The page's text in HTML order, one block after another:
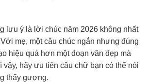
lưu ý là lời chúc năm 2026 không nhất
mẹ, một câu chúc ngắn nhưng đúng
hiệu quả hơn một đoạn văn đẹp mà
vậy, hãy ưu tiên câu chữ bạn có thể nói
thấy gượng.